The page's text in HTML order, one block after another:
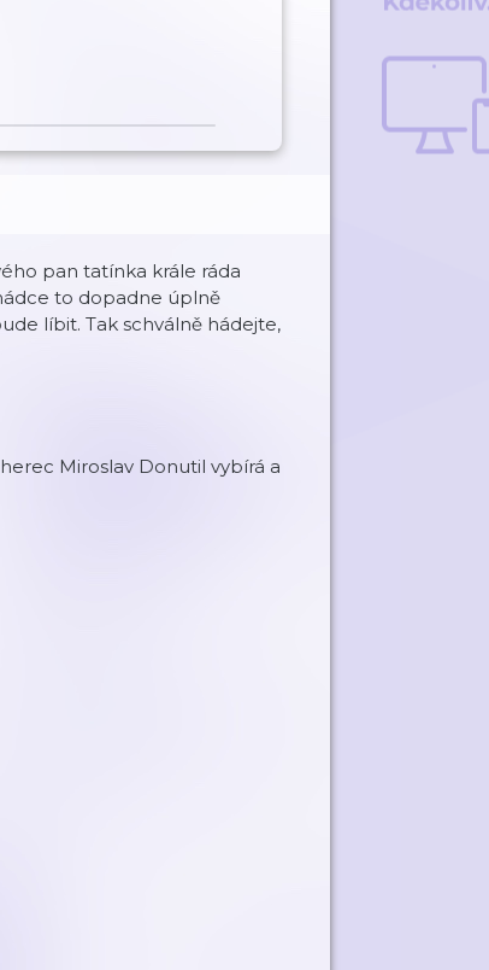
pan tatínka krále ráda
to dopadne úplně
líbit. Tak schválně hádejte,
Miroslav Donutil vybírá a